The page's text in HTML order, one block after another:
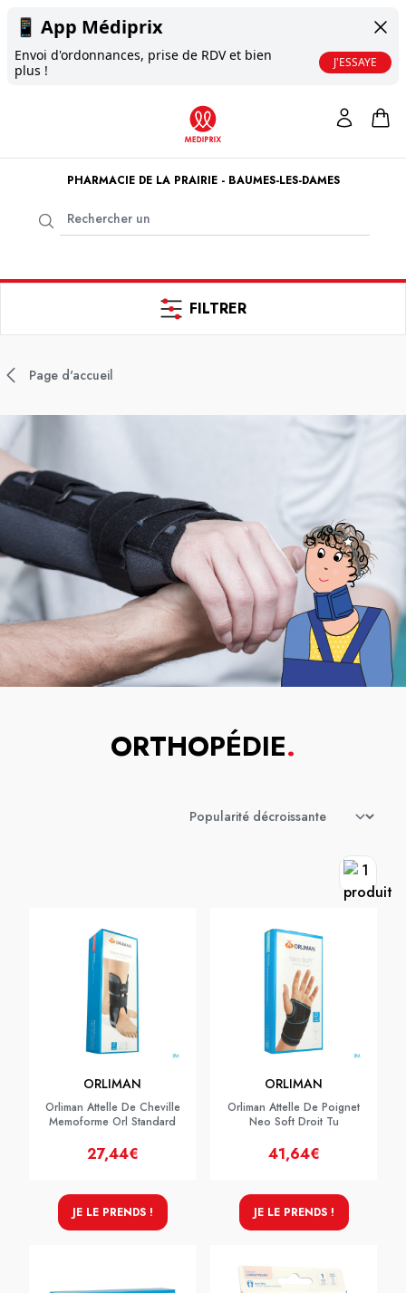
📱 App Médiprix
Envoi d'ordonnances, prise de RDV et bien
plus !
J'ESSAYE
PHARMACIE DE LA PRAIRIE - BAUMES-LES-DAMES
FILTRER
Page d'accueil
ORTHOPÉDIE.
ORLIMAN
Orliman Attelle De Cheville
Memoforme Orl Standard
27,44€
JE LE PRENDS !
ORLIMAN
Orliman Attelle De Poignet
Neo Soft Droit Tu
41,64€
JE LE PRENDS !